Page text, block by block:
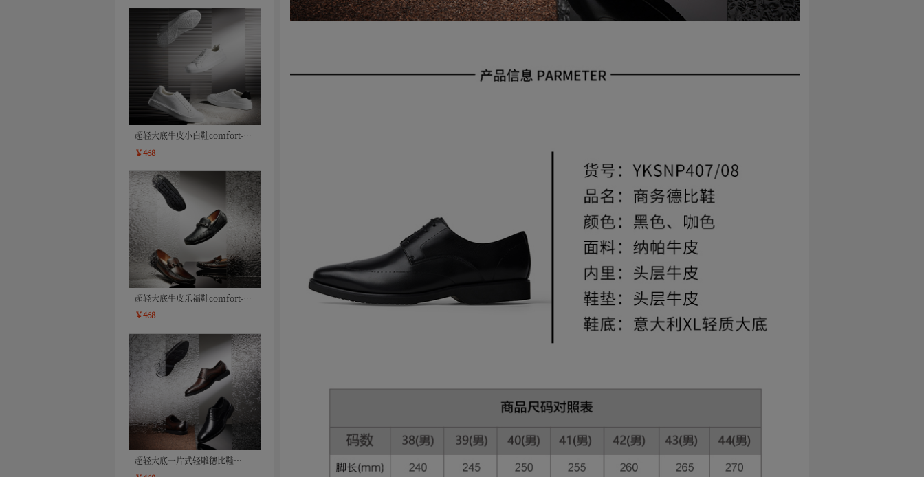
超轻大底牛皮小白鞋comfort-XL
系列
￥468
超轻大底牛皮乐福鞋comfort-XL
系列
￥468
超轻大底一片式轻雕德比鞋
comfort-XL系列